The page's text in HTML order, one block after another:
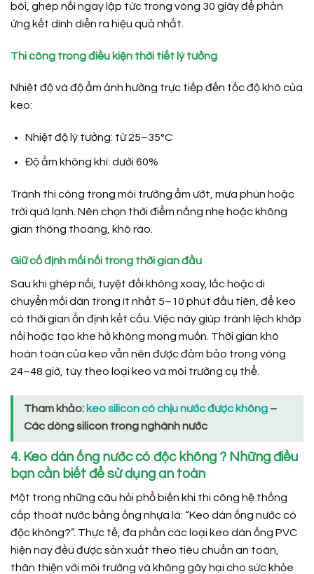
bôi, ghép nối ngay lập tức trong vòng 30 giây để phản
ứng kết dính diễn ra hiệu quả nhất.
Thi công trong điều kiện thời tiết lý tưởng
Nhiệt độ và độ ẩm ảnh hưởng trực tiếp đến tốc độ khô của
keo:
Nhiệt độ lý tưởng: từ 25–35°C
Độ ẩm không khí: dưới 60%
Tránh thi công trong môi trường ẩm ướt, mưa phùn hoặc
trời quá lạnh. Nên chọn thời điểm nắng nhẹ hoặc không
gian thông thoáng, khô ráo.
Giữ cố định mối nối trong thời gian đầu
Sau khi ghép nối, tuyệt đối không xoay, lắc hoặc di
chuyển mối dán trong ít nhất 5–10 phút đầu tiên, để keo
có thời gian ổn định kết cấu. Việc này giúp tránh lệch khớp
nối hoặc tạo khe hở không mong muốn. Thời gian khô
hoàn toàn của keo vẫn nên được đảm bảo trong vòng
24–48 giờ, tùy theo loại keo và môi trường cụ thể.
Tham khảo: keo silicon có chịu nước được không –
Các dòng silicon trong nghành nước
4. Keo dán ống nước có độc không ? Những điều
bạn cần biết để sử dụng an toàn
Một trong những câu hỏi phổ biến khi thi công hệ thống
cấp thoát nước bằng ống nhựa là: “Keo dán ống nước có
độc không?”. Thực tế, đa phần các loại keo dán ống PVC
hiện nay đều được sản xuất theo tiêu chuẩn an toàn,
thân thiện với môi trường và không gây hại cho sức khỏe